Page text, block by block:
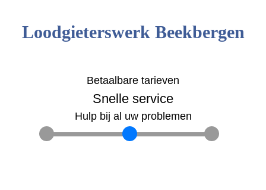
Loodgieterswerk Beekbergen
Betaalbare tarieven
Snelle service
Hulp bij al uw problemen